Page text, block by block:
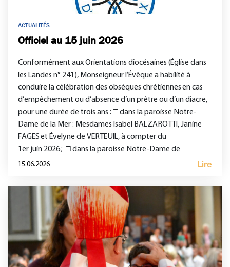
ACTUALITÉS
Officiel au 15 juin 2026
Conformément aux Orientations diocésaines (Église dans
les Landes n° 241), Monseigneur l’Évêque a habilité à
conduire la célébration des obsèques chrétiennes en cas
d’empêchement ou d’absence d’un prêtre ou d’un diacre,
pour une durée de trois ans : □ dans la paroisse Notre-
Dame de la Mer : Mesdames Isabel BALZAROTTI, Janine
FAGES et Évelyne de VERTEUIL, à compter du
1er juin 2026 ; □ dans la paroisse Notre-Dame de
l’Adour : Madame Françoise […]
15.06.2026 Lire